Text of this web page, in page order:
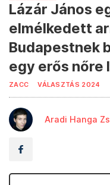
Lázár János
elmélkedett
Budapestnek
egy erős nőre
ZACC VÁLASZTÁS 2024
Aradi Hanga